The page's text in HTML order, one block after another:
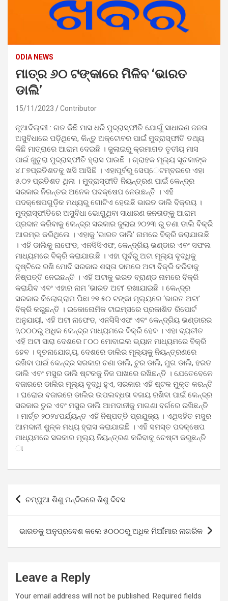
ODIA NEWS
ମାତ୍ର ୬୦ ଟଙ୍କାରେ ମିଳିବ ‘ଭାରତ
ଡାଲି’
15/11/2023 Contributor
ନୂଆଦିଲ୍ଲୀ : ଗତ କିଛି ମାସ ଧରି ମୁଦ୍ରାସ୍ଫୀତି ଯୋଗୁଁ ସାଧାରଣ ଜନତା
ଅସୁବିଧାରେ ପଡ଼ିଥିଲେ, କିନ୍ତୁ ଅକ୍ଟୋବର ପାଇଁ ମୁଦ୍ରାସ୍ଫୀତି ତଥ୍ୟ
କିଛି ମାତ୍ରାରେ ଆରାମ ଦେଇଛି । ଜୁଲାଇରୁ କ୍ରମାଗତ ତୃତୀୟ ମାସ
ପାଇଁ ଖୁଚୁରା ମୁଦ୍ରାସ୍ଫୀତି ହ୍ରାସ ପାଉଛି । ଗ୍ରାହକ ମୂଲ୍ୟ ସୂଚକାଙ୍କ
୪.୮୭ପ୍ରତିଶତକୁ ଖସି ଆସିଛି । ଏହାପୂର୍ବରୁ ସେପ୍େଟମ୍ବରରେ ଏହା
୫.୦୨ ପ୍ରତିଶତ ଥିଲା । ମୁଦ୍ରାସ୍ଫୀତି ନିୟନ୍ତ୍ରଣ ପାଇଁ କେନ୍ଦ୍ର
ସରକାର ନିରନ୍ତର ଅନେକ ପଦକ୍ଷେପ ନେଉଛନ୍ତି । ଏହି
ପଦକ୍ଷେପଗୁଡ଼ିକ ମଧ୍ୟରୁ ଗୋଟିଏ ହେଉଛି ଭାରତ ଡାଲି ବିକ୍ରୟ ।
ମୁଦ୍ରାସ୍ଫୀତିରେ ଅସୁବିଧା ଭୋଗୁଥିବା ସାଧାରଣ ଜନତାଙ୍କୁ ଆରାମ
ପ୍ରଦାନ କରିବାକୁ କେନ୍ଦ୍ର ସରକାର ଜୁଲାଇ ୨୦୨୩ ରୁ ଚଣା ଡାଲି ବିକ୍ରି
ଆରମ୍ଭ କରିଥିଲେ । ଏହାକୁ ‘ଭାରତ ଡାଲି’ ନାମରେ ବିକ୍ରି କରାଯାଉଛି
। ଏହି ଡାଲିକୁ ନାଫେଡ, ଏନସିସିଏଫ, କେନ୍ଦ୍ରିୟ ଭଣ୍ଡାର ଏବଂ ସଫଲ
ମାଧ୍ୟମରେ ବିକ୍ରି କରାଯାଉଛି । ଏହା ପୂର୍ବରୁ ଅଟା ମୂଲ୍ୟ ବୃଦ୍ଧିକୁ
ଦୃଷ୍ଟିରେ ରଖି ମୋଦି ସରକାର ଶସ୍ତା ଦାମରେ ଅଟା ବିକ୍ରି କରିବାକୁ
ନିଷ୍ପତ୍ତି ନେଇଛନ୍ତି । ଏହି ଅଟାକୁ ଭରତ ବ୍ରାଣ୍ଡ ନାମରେ ବିକ୍ରି
କରାଯିବ ଏବଂ ଏହାର ନାମ ‘ଭାରତ ଅଟା’ ରଖାଯାଇଛି । କେନ୍ଦ୍ର
ସରକାର କିଲୋଗ୍ରାମ ପିଛା ୨୭.୫୦ ଟଙ୍କା ମୂଲ୍ୟରେ ‘ଭାରତ ଅଟା’
ବିକ୍ରି କରୁଛନ୍ତି । ଇକୋନୋମିକ ଟାଇମ୍ସରେ ପ୍ରକାଶିତ ରିପୋର୍ଟ
ଅନୁଯାୟୀ, ଏହି ଅଟା ନାଫେଡ, ଏନସିସିଏଫ ଏବଂ କେନ୍ଦ୍ରିୟ ଭଣ୍ଡାରର
୨,୦୦୦ରୁ ଅଧିକ କେନ୍ଦ୍ର ମାଧ୍ୟମରେ ବିକ୍ରି ହେବ । ଏହା ବ୍ୟତୀତ
ଏହି ଅଟା ସାରା ଦେଶରେ ୮୦୦ ମୋବାଇଲ ଭ୍ୟାନ ମାଧ୍ୟମରେ ବିକ୍ରି
ହେବ । ସୂଚନାଯୋଗ୍ୟ, ଦେଶରେ ଡାଲିର ମୂଲ୍ୟକୁ ନିୟନ୍ତ୍ରଣରେ
ରଖିବା ପାଇଁ କେନ୍ଦ୍ର ସରକାର ଚଣା ଡାଲି, ଟୁର ଡାଲି, ମୁଗ ଡାଲି, ହରଡ
ଡାଲି ଏବଂ ମସୁର ଡାଲି ଷ୍ଟକକୁ ନିଜ ପାଖରେ ରଖିଛନ୍ତି । ଯେତେବେଳେ
ବଜାରରେ ଡାଲିର ମୂଲ୍ୟ ବୃଦ୍ଧି ହୁଏ, ସରକାର ଏହି ଷ୍ଟକ ମୁକ୍ତ କରନ୍ତି
। ଘରୋଇ ବଜାରରେ ଡାଲିର ଉପଲବ୍ଧତା ବଜାୟ ରଖିବା ପାଇଁ କେନ୍ଦ୍ର
ସରକାର ତୁର ଏବଂ ମସୁର ଡାଲି ଆମଦାନୀକୁ ମାଗଣା ବର୍ଗରେ ରଖିଛନ୍ତି
। ମାର୍ଚ୍ଚ ୨୦୨୪ପର୍ଯ୍ୟନ୍ତ ଏହି ନିଷ୍ପତ୍ତି ପ୍ରଯୁଜ୍ୟ । ଏଥିସହିତ ମସୁର
ଆମଦାନୀ ଶୁଳ୍କ ମଧ୍ୟ ହ୍ରାସ କରାଯାଇଛି । ଏହି ସମସ୍ତ ପଦକ୍ଷେପ
ମାଧ୍ୟମରେ ସରକାର ମୂଲ୍ୟ ନିୟନ୍ତ୍ରଣ କରିବାକୁ ଚେଷ୍ଟା କରୁଛନ୍ତି
ା
Post
navigation
ଚମ୍ପୁଆ ଶିଶୁ ମନ୍ଦିରରେ ଶିଶୁ ଦିବସ
ଭାରତକୁ ଅନୁପ୍ରବେଶ କଲେ ୫୦୦୦ରୁ ଅଧିକ ମିଆଁମାର ନାଗରିକ
Leave a Reply
Your email address will not be published. Required fields